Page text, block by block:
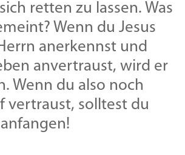
retten zu lassen. Was
Wenn du Jesus
anerkennst und
anvertraust, wird er
Wenn du also noch
vertraust, solltest du